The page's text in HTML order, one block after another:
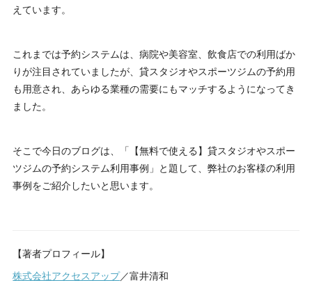
えています。
これまでは予約システムは、病院や美容室、飲食店での利用ばか
りが注目されていましたが、貸スタジオやスポーツジムの予約用
も用意され、あらゆる業種の需要にもマッチするようになってき
ました。
そこで今日のブログは、「【無料で使える】貸スタジオやスポー
ツジムの予約システム利用事例」と題して、弊社のお客様の利用
事例をご紹介したいと思います。
【著者プロフィール】
株式会社アクセスアップ／富井清和